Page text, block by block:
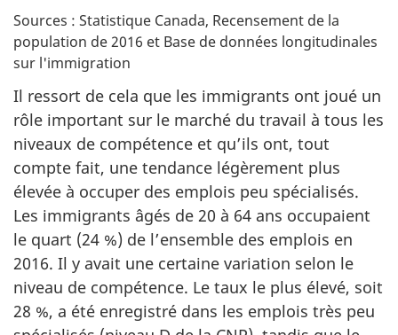
d
e
a
g
e
Sources : Statistique Canada, Recensement de la
population de 2016 et Base de données longitudinales
sur l'immigration
Il ressort de cela que les immigrants ont joué un
rôle important sur le marché du travail à tous les
niveaux de compétence et qu’ils ont, tout
compte fait, une tendance légèrement plus
élevée à occuper des emplois peu spécialisés.
Les immigrants âgés de 20 à 64 ans occupaient
le quart (24 %) de l’ensemble des emplois en
2016. Il y avait une certaine variation selon le
niveau de compétence. Le taux le plus élevé, soit
28 %, a été enregistré dans les emplois très peu